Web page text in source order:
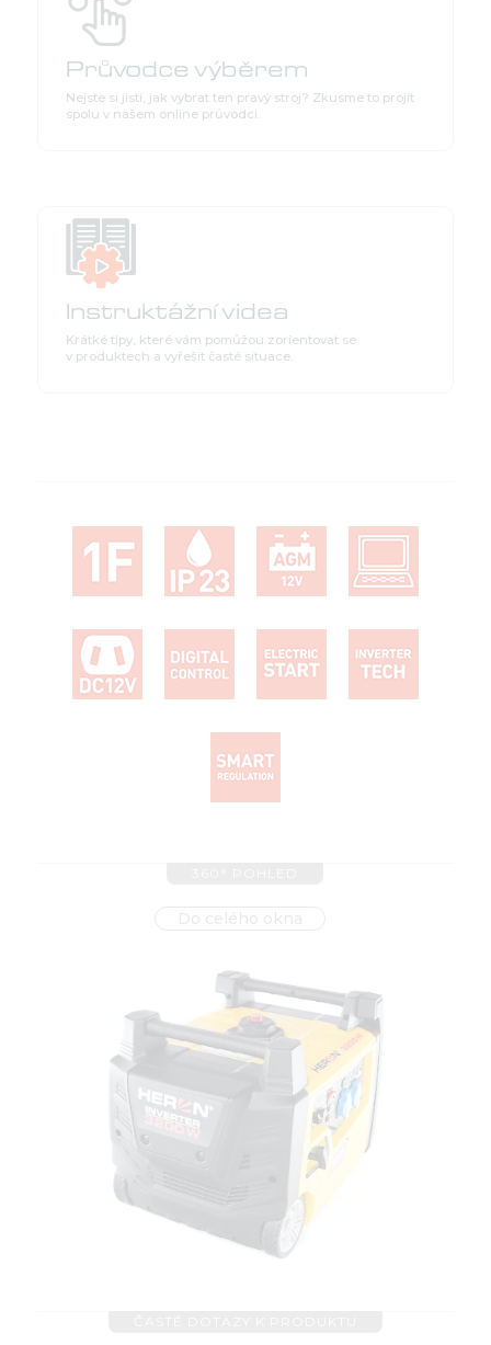
Průvodce výběrem
Nejste si jistí, jak vybrat ten pravý stroj? Zkusme to projít
spolu v našem online průvodci.
Instruktážní videa
Krátké tipy, které vám pomůžou zorientovat se
v produktech a vyřešit časté situace.